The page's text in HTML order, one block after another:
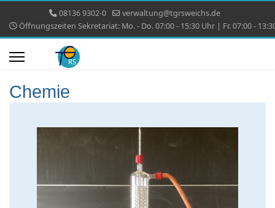
08136 9302-0
verwaltung@tgrsweichs.de
Öffnungszeiten Sekretariat: Mo. - Do. 07:00 - 15:30 Uhr | Fr. 07:00 -
Chemie